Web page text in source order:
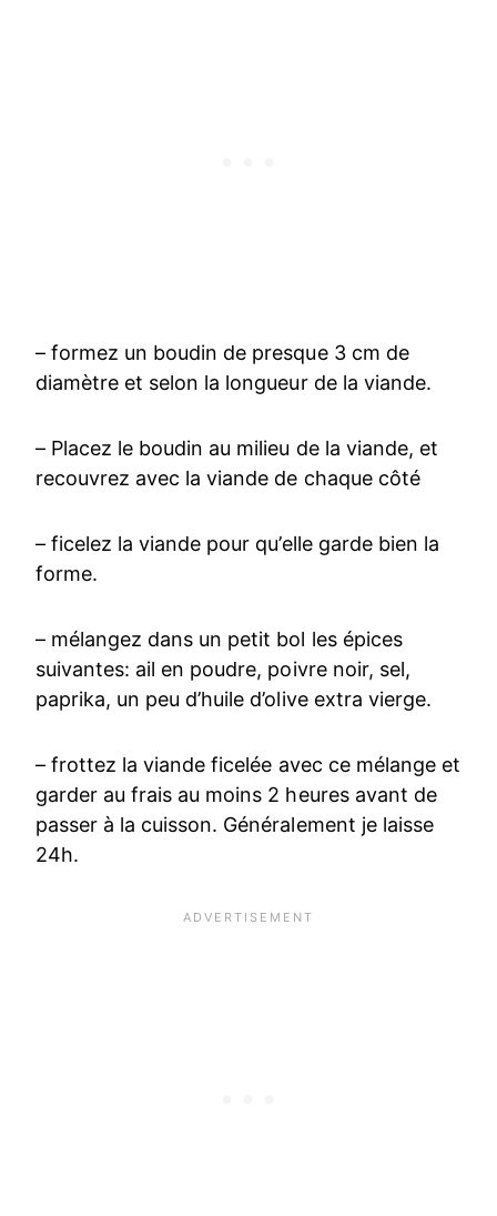
– formez un boudin de presque 3 cm de
diamètre et selon la longueur de la viande.
– Placez le boudin au milieu de la viande, et
recouvrez avec la viande de chaque côté
– ficelez la viande pour qu’elle garde bien la
forme.
– mélangez dans un petit bol les épices
suivantes: ail en poudre, poivre noir, sel,
paprika, un peu d’huile d’olive extra vierge.
– frottez la viande ficelée avec ce mélange et
garder au frais au moins 2 heures avant de
passer à la cuisson. Généralement je laisse
24h.